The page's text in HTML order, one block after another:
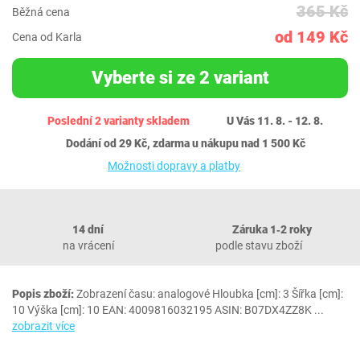
Běžná cena 365 Kč
Cena od Karla od 149 Kč
Vyberte si ze 2 variant
Poslední 2 varianty skladem
U Vás 11. 8. - 12. 8.
Dodání od 29 Kč, zdarma u nákupu nad 1 500 Kč
Možnosti dopravy a platby
14 dní
na vrácení
Záruka 1‐2 roky
podle stavu zboží
Popis zboží:Zobrazení času: analogové Hloubka [cm]: 3 Šířka [cm]:
10 Výška [cm]: 10 EAN: 4009816032195 ASIN: B07DX4ZZ8K ...
zobrazit více